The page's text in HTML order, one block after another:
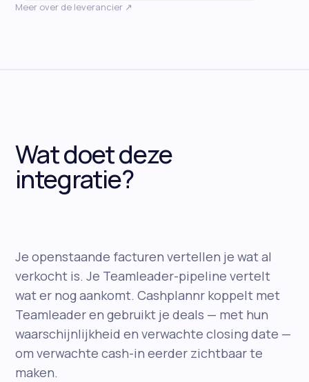
Meer over de leverancier ↗
Wat doet deze
integratie?
Je openstaande facturen vertellen je wat al
verkocht is. Je Teamleader-pipeline vertelt
wat er nog aankomt. Cashplannr koppelt met
Teamleader en gebruikt je deals — met hun
waarschijnlijkheid en verwachte closing date —
om verwachte cash-in eerder zichtbaar te
maken.